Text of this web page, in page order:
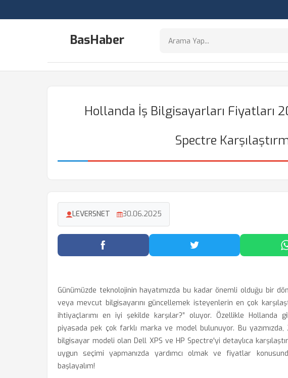
BasHaber
Hollanda İş Bilgisayarları Fiyatları
Spectre
LEVERSNET 30.06.2025
Facebook'ta Paylaş Twitter'da Paylaş
Günümüzde teknolojinin hayatımızda bu kadar önemli olduğu bir
veya mevcut bilgisayarını güncellemek isteyenlerin en çok
ihtiyaçlarımı en iyi şekilde karşılar?” oluyor. Özellikle Hollanda
piyasada pek çok farklı marka ve model bulunuyor. Bu
bilgisayar modeli olan Dell XPS ve HP Spectre'yi detaylıca
uygun seçimi yapmanızda yardımcı olmak ve fiyatlar
başlayalım!